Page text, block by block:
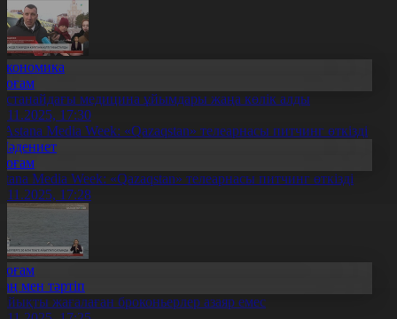
медицина ұйымдары жаңа көлік алды
17:30
Media Week: «Qazaqstan» телеарнасы питчинг өткізді
17:28
мен тәртіп
жағалаған броконьерлер азаяр емес